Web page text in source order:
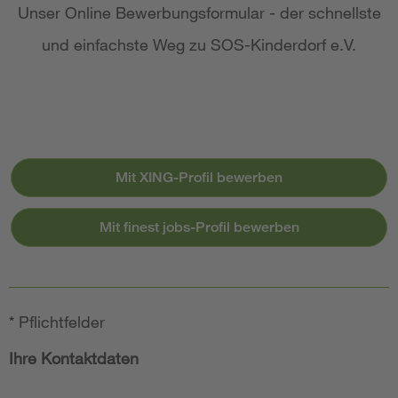
Unser Online Bewerbungsformular - der schnellste
und einfachste Weg zu SOS-Kinderdorf e.V.
Mit XING-Profil bewerben
Mit finest jobs-Profil bewerben
* Pflichtfelder
Ihre Kontaktdaten